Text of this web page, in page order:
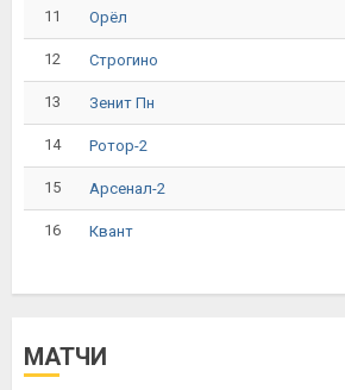
11 Орёл
12 Строгино
13 Зенит Пн
14 Ротор-2
15 Арсенал-2
16 Квант
МАТЧИ